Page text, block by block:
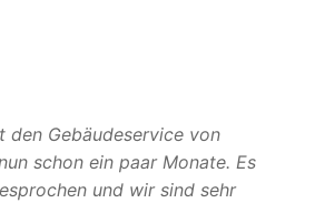
den Gebäudeservice von
schon ein paar Monate. Es
und wir sind sehr